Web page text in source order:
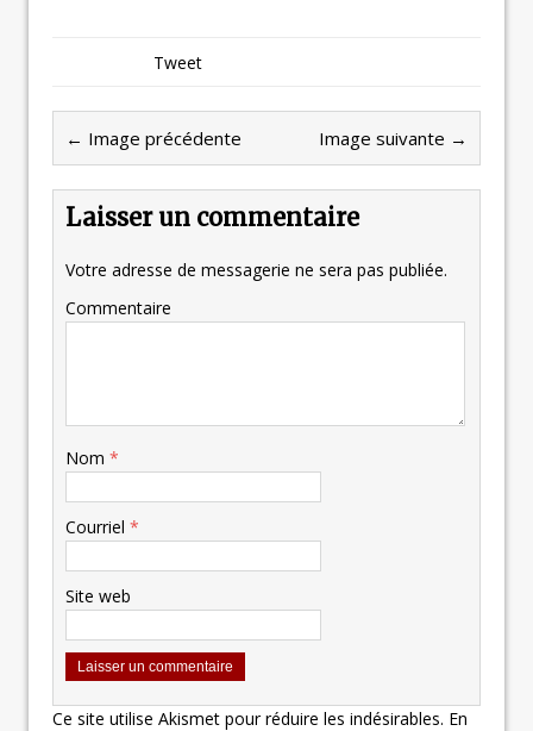
Tweet
← Image précédente Image suivante →
Laisser un commentaire
Votre adresse de messagerie ne sera pas publiée.
Commentaire
Nom *
Courriel *
Site web
Ce site utilise Akismet pour réduire les indésirables. En